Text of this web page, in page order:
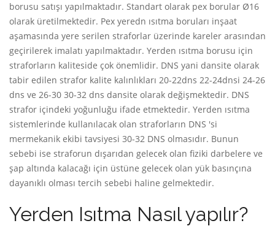
borusu satışı yapılmaktadır. Standart olarak pex borular Ø16
olarak üretilmektedir. Pex yeredn ısıtma boruları inşaat
aşamasında yere serilen straforlar üzerinde kareler arasından
geçirilerek imalatı yapılmaktadır. Yerden ısıtma borusu için
straforların kaliteside çok önemlidir. DNS yani dansite olarak
tabir edilen strafor kalite kalınlıkları 20-22dns 22-24dnsi 24-26
dns ve 26-30 30-32 dns dansite olarak değişmektedir. DNS
strafor içindeki yoğunluğu ifade etmektedir. Yerden ısıtma
sistemlerinde kullanılacak olan straforların DNS 'si
mermekanik ekibi tavsiyesi 30-32 DNS olmasıdır. Bunun
sebebi ise straforun dışarıdan gelecek olan fiziki darbelere ve
şap altında kalacağı için üstüne gelecek olan yük basınçına
dayanıklı olması tercih sebebi haline gelmektedir.
Yerden Isıtma Nasıl yapılır?